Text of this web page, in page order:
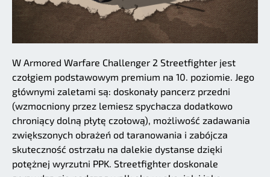
W Armored Warfare Challenger 2 Streetfighter jest
czołgiem podstawowym premium na 10. poziomie. Jego
głównymi zaletami są: doskonały pancerz przedni
(wzmocniony przez lemiesz spychacza dodatkowo
chroniący dolną płytę czołową), możliwość zadawania
zwiększonych obrażeń od taranowania i zabójcza
skuteczność ostrzału na dalekie dystanse dzięki
potężnej wyrzutni PPK. Streetfighter doskonale